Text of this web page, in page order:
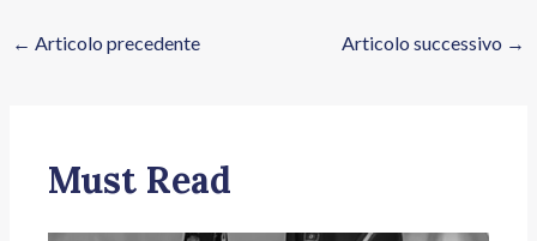
← Articolo precedente Articolo successivo →
Must Read